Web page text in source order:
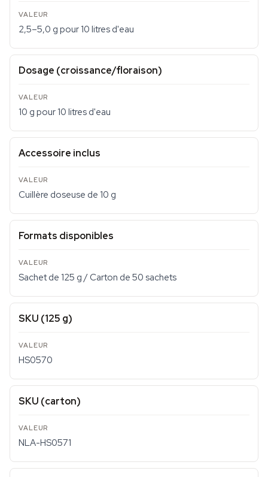
2,5–5,0 g pour 10 litres d'eau
Dosage (croissance/floraison)
10 g pour 10 litres d'eau
Accessoire inclus
Cuillère doseuse de 10 g
Formats disponibles
Sachet de 125 g / Carton de 50 sachets
SKU (125 g)
HS0570
SKU (carton)
NLA-HS0571